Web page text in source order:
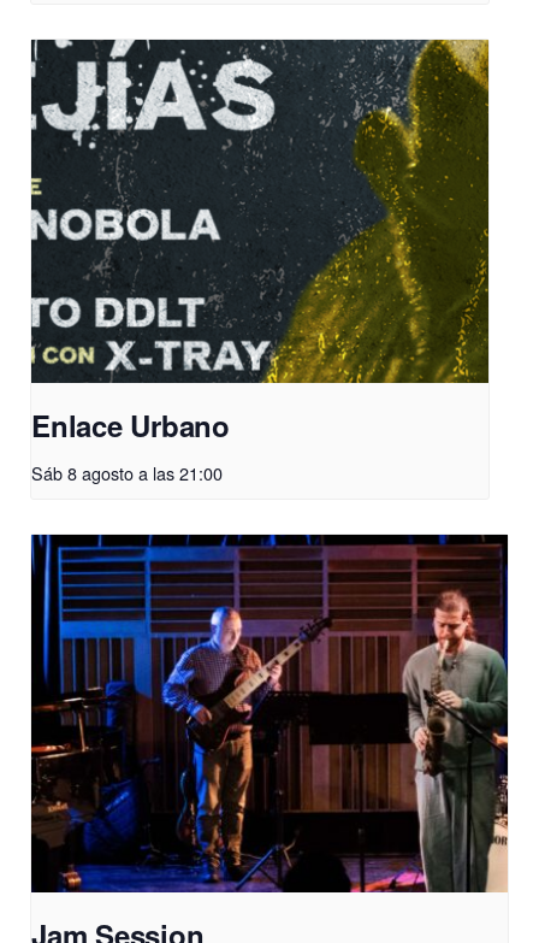
Enlace Urbano
Sáb 8 agosto a las 21:00
Jam Session